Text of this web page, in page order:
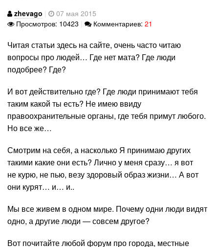
zhevago
07 мая 2015
Просмотров: 10423
Комментариев: 21
Читая статьи здесь на сайте, очень часто читаю
вопросы про людей… Где нет мата? Где люди
подобрее? Где?
И вот действительно где? Где люди принимают тебя
таким какой ты есть? Не имею ввиду
правоохранительные органы, где тебя примут любого.
Но все же…
Смотрим на себя, а насколько Я принимаю других
такими какие они есть? Лично у меня сразу… я вот
не курю, не пью, везу здоровый образ жизни… А вот
они курят… и… и..
Мы все живем в одном мире. Почему одни люди видят
одно, а другие люди — совсем другое?
Вот почитайте любой форум про города, местные